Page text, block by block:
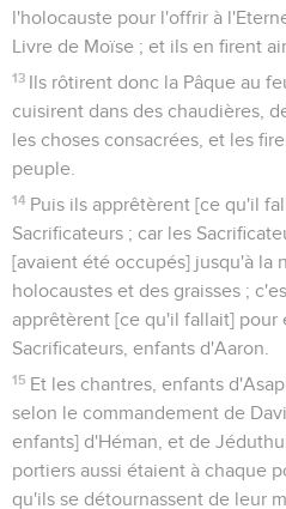
l'holocauste pour l'offrir à
Livre de Moïse ; et ils en firent
13 Ils rôtirent donc la Pâque au
cuisirent dans des chaudières,
les choses consacrées, et les
peuple.
14 Puis ils apprêtèrent [ce qu'il
Sacrificateurs ; car les
[avaient été occupés] jusqu'à la
holocaustes et des graisses ;
apprêtèrent [ce qu'il fallait] pour
Sacrificateurs, enfants d'Aaron.
15 Et les chantres, enfants
selon le commandement de
enfants] d'Héman, et de
portiers aussi étaient à chaque
qu'ils se détournassent de leur